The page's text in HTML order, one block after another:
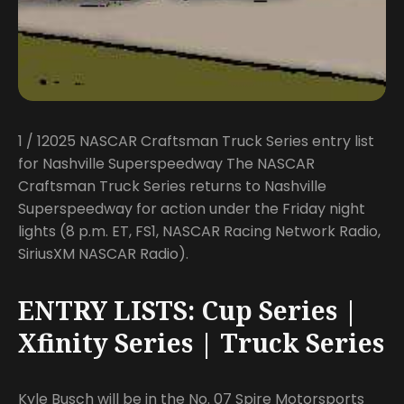
1 / 12025 NASCAR Craftsman Truck Series entry list
for Nashville Superspeedway The NASCAR
Craftsman Truck Series returns to Nashville
Superspeedway for action under the Friday night
lights (8 p.m. ET, FS1, NASCAR Racing Network Radio,
SiriusXM NASCAR Radio).
ENTRY LISTS: Cup Series |
Xfinity Series | Truck Series
Kyle Busch will be in the No. 07 Spire Motorsports